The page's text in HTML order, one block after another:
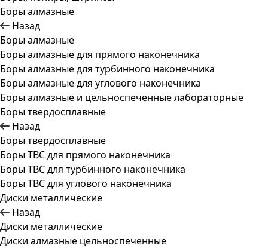
Боры алмазные
Назад
Боры алмазные
Боры алмазные для прямого наконечника
Боры алмазные для турбинного наконечника
Боры алмазные для углового наконечника
Боры алмазные и цельноспеченные лабораторные
Боры твердосплавные
Назад
Боры твердосплавные
Боры ТВС для прямого наконечника
Боры ТВС для турбинного наконечника
Боры ТВС для углового наконечника
Диски металлические
Назад
Диски металлические
Диски алмазные цельноспеченные